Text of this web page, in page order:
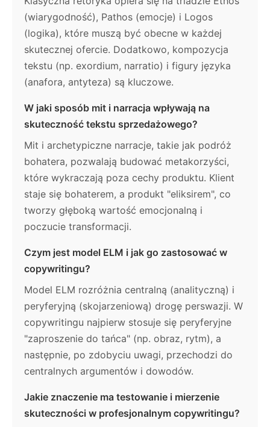
(wiarygodność), Pathos (emocje) i Logos
(logika), które muszą być obecne w każdej
skutecznej ofercie. Dodatkowo, kompozycja
tekstu (np. exordium, narratio) i figury języka
(anafora, antyteza) są kluczowe.
W jaki sposób mit i narracja wpływają na
skuteczność tekstu sprzedażowego?
Mit i archetypiczne narracje, takie jak podróż
bohatera, pozwalają budować metakorzyści,
które wykraczają poza cechy produktu. Klient
staje się bohaterem, a produkt "eliksirem", co
tworzy głęboką wartość emocjonalną i
poczucie transformacji.
Czym jest model ELM i jak go zastosować w
copywritingu?
Model ELM rozróżnia centralną (analityczną) i
peryferyjną (skojarzeniową) drogę perswazji. W
copywritingu najpierw stosuje się peryferyjne
"zaproszenie do tańca" (np. obraz, rytm), a
następnie, po zdobyciu uwagi, przechodzi do
centralnych argumentów i dowodów.
Jakie znaczenie ma testowanie i mierzenie
skuteczności w profesjonalnym copywritingu?